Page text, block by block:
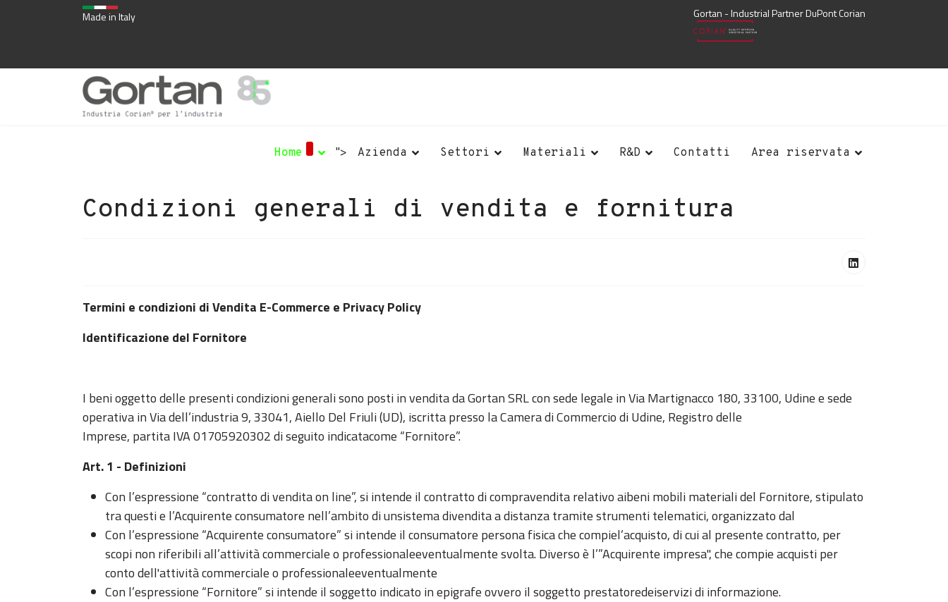
Made in Italy Gortan - Industrial Partner DuPont Corian
Home "> Azienda Settori Materiali R&D Contatti Area riservata
Condizioni generali di vendita e fornitura
Termini e condizioni di Vendita E-Commerce e Privacy Policy
Identificazione del Fornitore
I beni oggetto delle presenti condizioni generali sono posti in vendita da Gortan SRL con sede legale in Via Martignacco 180, 33100, Udine e sede
operativa in Via dell’industria 9, 33041, Aiello Del Friuli (UD), iscritta presso la Camera di Commercio di Udine, Registro delle
Imprese, partita IVA 01705920302 di seguito indicatacome “Fornitore”.
Art. 1 - Definizioni
Con l’espressione “contratto di vendita on line”, si intende il contratto di compravendita relativo aibeni mobili materiali del Fornitore, stipulato
tra questi e l’Acquirente consumatore nell’ambito di unsistema divendita a distanza tramite strumenti telematici, organizzato dal
Con l’espressione “Acquirente consumatore” si intende il consumatore persona fisica che compiel’acquisto, di cui al presente contratto, per
scopi non riferibili all’attività commerciale o professionaleeventualmente svolta. Diverso è l’”Acquirente impresa", che compie acquisti per
conto dell'attività commerciale o professionaleeventualmente
Con l’espressione “Fornitore” si intende il soggetto indicato in epigrafe ovvero il soggetto prestatoredeiservizi di informazione.